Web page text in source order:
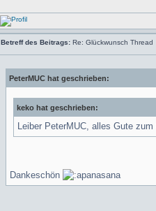
Betreff des Beitrags: Re: Glückwunsch Thread
PeterMUC hat geschrieben:
keko hat geschrieben:
Leiber PeterMUC, alles Gute
Dankeschön